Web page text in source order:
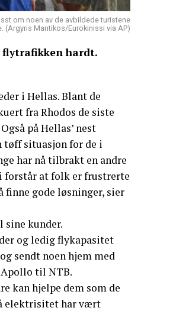
om noen av de avbildede turistene
(Argyris Mantikos/Eurokinissi via AP)
flytrafikken hardt.
i Hellas. Blant de
fra Rhodos de siste
på Hellas’ nest
tøff situasjon for de i
har nå tilbrakt en andre
forstår at folk er frustrerte
finne gode løsninger, sier
sine kunder.
og ledig flykapasitet
sendt noen hjem med
Apollo til NTB.
kan hjelpe dem som de
elektrisitet har vært